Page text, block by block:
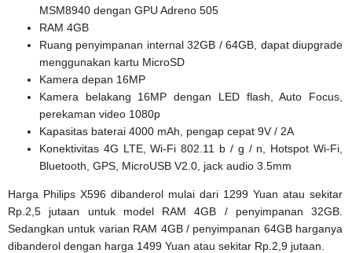
MSM8940 dengan GPU Adreno 505
RAM 4GB
Ruang penyimpanan internal 32GB / 64GB, dapat diupgrade
menggunakan kartu MicroSD
Kamera depan 16MP
Kamera belakang 16MP dengan LED flash, Auto Focus,
perekaman video 1080p
Kapasitas baterai 4000 mAh, pengap cepat 9V / 2A
Konektivitas 4G LTE, Wi-Fi 802.11 b / g / n, Hotspot Wi-Fi,
Bluetooth, GPS, MicroUSB V2.0, jack audio 3.5mm
Harga Philips X596 dibanderol mulai dari 1299 Yuan atau sekitar
Rp.2,5 jutaan untuk model RAM 4GB / penyimpanan 32GB.
Sedangkan untuk varian RAM 4GB / penyimpanan 64GB harganya
dibanderol dengan harga 1499 Yuan atau sekitar Rp.2,9 jutaan.